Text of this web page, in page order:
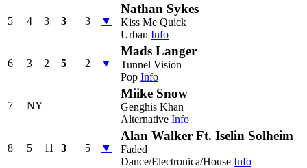
5 4 3 3 3 ▼
Nathan Sykes
Kiss Me Quick
Urban Info
6 3 2 5 2 ▼
Mads Langer
Tunnel Vision
Pop Info
7 NY
Miike Snow
Genghis Khan
Alternative Info
8 5 11 3 5 ▼
Alan Walker Ft. Iselin Solheim
Faded
Dance/Electronica/House Info